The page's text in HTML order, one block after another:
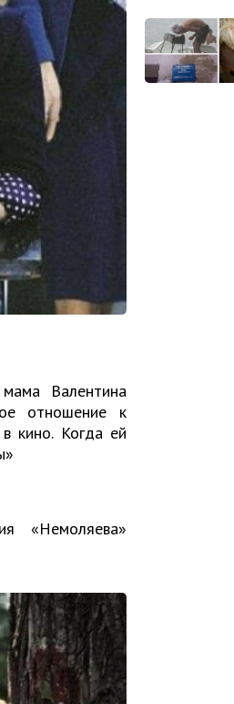
Валентина
отношение к
в кино. Когда ей
«Немоляева»